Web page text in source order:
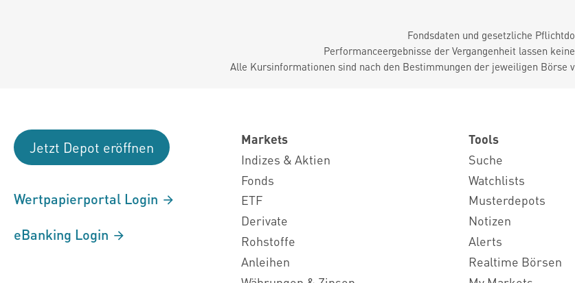
Fondsdaten und gesetzliche
Performanceergebnisse der Vergangenheit lassen
Alle Kursinformationen sind nach den Bestimmungen der jeweiligen Börse
Jetzt Depot eröffnen
Wertpapierportal Login
eBanking Login
Markets
Indizes & Aktien
Fonds
ETF
Derivate
Rohstoffe
Anleihen
Tools
Suche
Watchlists
Musterdepots
Notizen
Alerts
Realtime Börsen